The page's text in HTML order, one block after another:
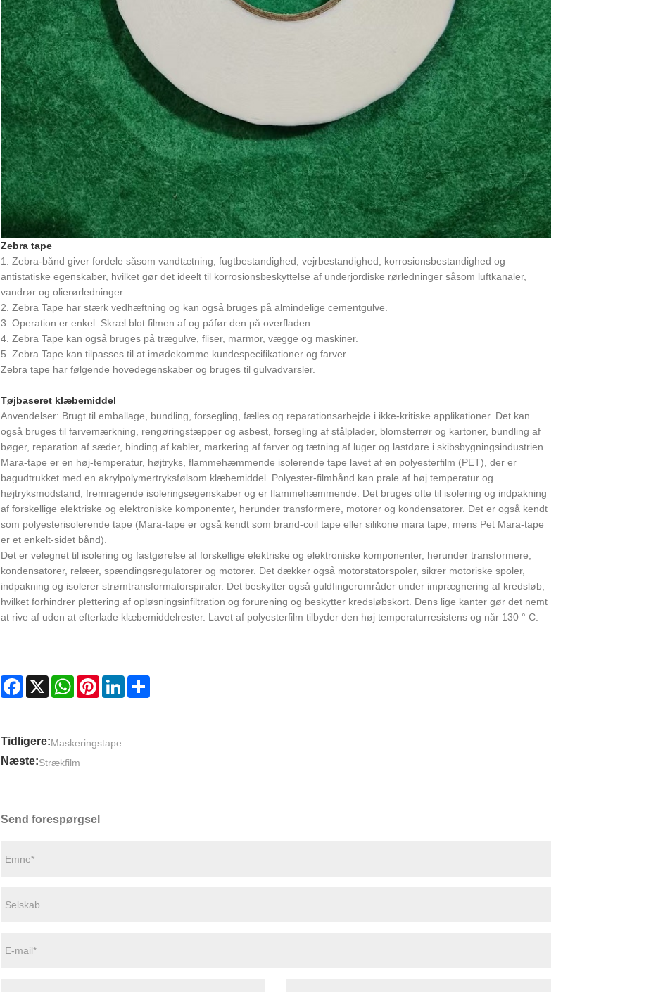
Zebra tape
1. Zebra-bånd giver fordele såsom vandtætning, fugtbestandighed, vejrbestandighed, korrosionsbestandighed og
antistatiske egenskaber, hvilket gør det ideelt til korrosionsbeskyttelse af underjordiske rørledninger såsom luftkanaler,
vandrør og olierørledninger.
2. Zebra Tape har stærk vedhæftning og kan også bruges på almindelige cementgulve.
3. Operation er enkel: Skræl blot filmen af og påfør den på overfladen.
4. Zebra Tape kan også bruges på trægulve, fliser, marmor, vægge og maskiner.
5. Zebra Tape kan tilpasses til at imødekomme kundespecifikationer og farver.
Zebra tape har følgende hovedegenskaber og bruges til gulvadvarsler.
Tøjbaseret klæbemiddel
Anvendelser: Brugt til emballage, bundling, forsegling, fælles og reparationsarbejde i ikke-kritiske applikationer. Det kan
også bruges til farvemærkning, rengøringstæpper og asbest, forsegling af stålplader, blomsterrør og kartoner, bundling af
bøger, reparation af sæder, binding af kabler, markering af farver og tætning af luger og lastdøre i skibsbygningsindustrien.
Mara-tape er en høj-temperatur, højtryks, flammehæmmende isolerende tape lavet af en polyesterfilm (PET), der er
bagudtrukket med en akrylpolymertryksfølsom klæbemiddel. Polyester-filmbånd kan prale af høj temperatur og
højtryksmodstand, fremragende isoleringsegenskaber og er flammehæmmende. Det bruges ofte til isolering og indpakning
af forskellige elektriske og elektroniske komponenter, herunder transformere, motorer og kondensatorer. Det er også kendt
som polyesterisolerende tape (Mara-tape er også kendt som brand-coil tape eller silikone mara tape, mens Pet Mara-tape
er et enkelt-sidet bånd).
Det er velegnet til isolering og fastgørelse af forskellige elektriske og elektroniske komponenter, herunder transformere,
kondensatorer, relæer, spændingsregulatorer og motorer. Det dækker også motorstatorspoler, sikrer motoriske spoler,
indpakning og isolerer strømtransformatorspiraler. Det beskytter også guldfingerområder under imprægnering af kredsløb,
hvilket forhindrer plettering af opløsningsinfiltration og forurening og beskytter kredsløbskort. Dens lige kanter gør det nemt
at rive af uden at efterlade klæbemiddelrester. Lavet af polyesterfilm tilbyder den høj temperaturresistens og når 130 ° C.
Facebook
X WhatsAppPinterestLinkedInShare
Tidligere:Maskeringstape
Næste:Strækfilm
Send forespørgsel